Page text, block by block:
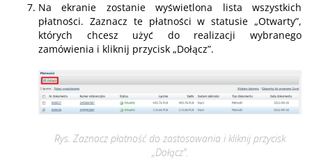
Na ekranie zostanie wyświetlona lista wszystkich
płatności. Zaznacz te płatności w statusie „Otwarty”,
których chcesz użyć do realizacji wybranego
zamówienia i kliknij przycisk „Dołącz”.
Rys. Zaznacz płatność do zastosowania i kliknij przycisk
„Dołącz”.